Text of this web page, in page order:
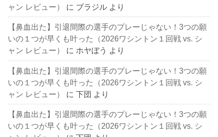
ャン レビュー）
に ブラジル より
【鼻血出た】引退間際の選手のプレーじゃない！3つの願
いの１つが早くも叶った（2026ワシントン１回戦 vs. シ
ャン レビュー）
に ホヤぼう より
【鼻血出た】引退間際の選手のプレーじゃない！3つの願
いの１つが早くも叶った（2026ワシントン１回戦 vs. シ
ャン レビュー）
に下団 より
【鼻血出た】引退間際の選手のプレーじゃない！3つの願
いの１つが早くも叶った（2026ワシントン１回戦 vs. シ